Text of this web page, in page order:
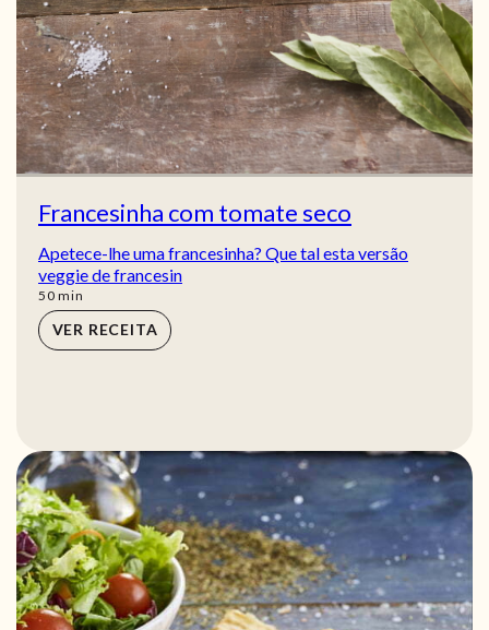
Francesinha com tomate seco
Apetece-lhe uma francesinha? Que tal esta versão
veggie de francesin
50min
min
VER RECEITA